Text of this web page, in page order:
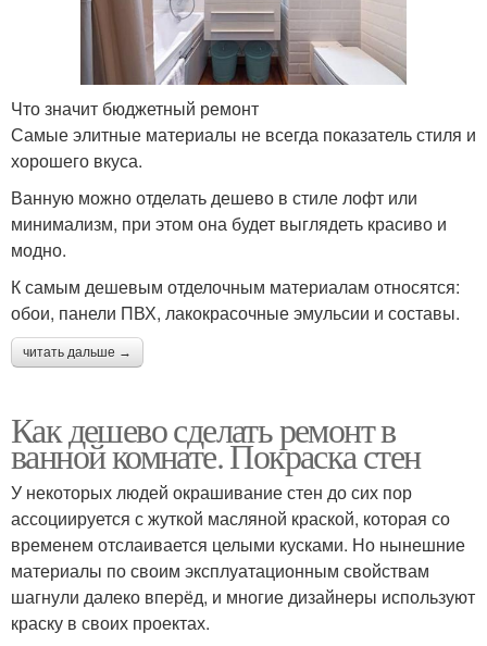
Что значит бюджетный ремонт
Самые элитные материалы не всегда показатель стиля и
хорошего вкуса.
Ванную можно отделать дешево в стиле лофт или
минимализм, при этом она будет выглядеть красиво и
модно.
К самым дешевым отделочным материалам относятся:
обои, панели ПВХ, лакокрасочные эмульсии и составы.
читать дальше →
Как дешево сделать ремонт в
ванной комнате. Покраска стен
У некоторых людей окрашивание стен до сих пор
ассоциируется с жуткой масляной краской, которая со
временем отслаивается целыми кусками. Но нынешние
материалы по своим эксплуатационным свойствам
шагнули далеко вперёд, и многие дизайнеры используют
краску в своих проектах.